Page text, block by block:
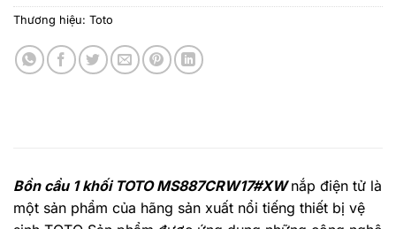
Thương hiệu: Toto
Bồn cầu 1 khối TOTO MS887CRW17#XWnắp điện tử là
một sản phẩm của hãng sản xuất nổi tiếng thiết bị vệ